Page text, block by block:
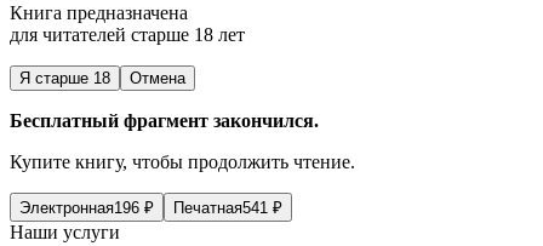
Книга предназначена
для читателей старше 18 лет
Я старше 18 Отмена
Бесплатный фрагмент закончился.
Купите книгу, чтобы продолжить чтение.
Электронная196 ₽ Печатная541 ₽
Наши услуги